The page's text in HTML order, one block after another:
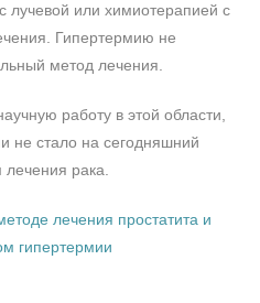
лучевой или химиотерапией с
Гипертермию не
метод лечения.
работу в этой области,
не стало на сегодняшний
рака.
лечения простатита и
гипертермии